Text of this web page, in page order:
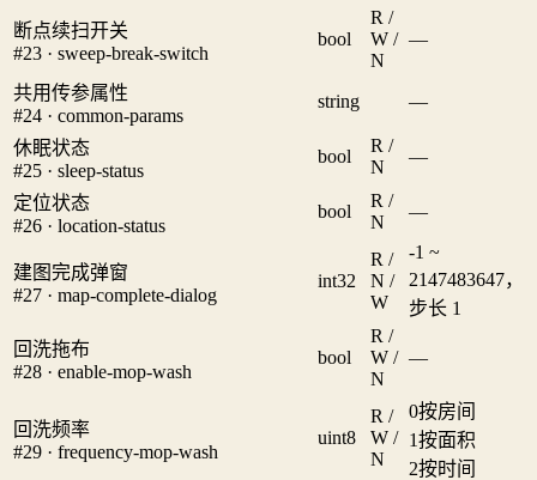
断点续扫开关
#23 · sweep-break-switch
bool
R /
W /
N
—
共用传参属性
#24 · common-params
string —
休眠状态
#25 · sleep-status
bool
R /
N
—
定位状态
#26 · location-status
bool
R /
N
—
建图完成弹窗
#27 · map-complete-dialog
int32
R /
N /
W
-1 ~
2147483647，
步长 1
回洗拖布
#28 · enable-mop-wash
bool
R /
W /
N
—
回洗频率
#29 · frequency-mop-wash
uint8
R /
W /
N
0按房间
1按面积
2按时间